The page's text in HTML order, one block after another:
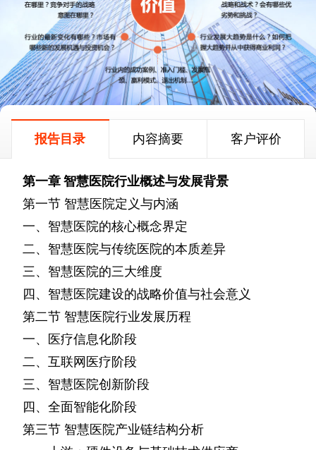
报告目录 内容摘要 客户评价
第一章智慧医院行业概述与发展背景
第一节 智慧医院定义与内涵
一、智慧医院的核心概念界定
二、智慧医院与传统医院的本质差异
三、智慧医院的三大维度
四、智慧医院建设的战略价值与社会意义
第二节 智慧医院行业发展历程
一、医疗信息化阶段
二、互联网医疗阶段
三、智慧医院创新阶段
四、全面智能化阶段
第三节 智慧医院产业链结构分析